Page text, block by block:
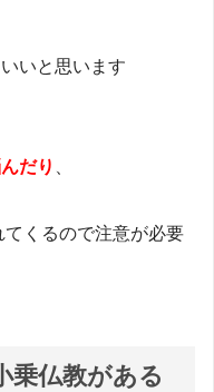
いと思います
だり
くるので注意が必要
乗仏教がある